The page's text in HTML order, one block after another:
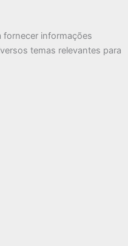
fornecer informações
temas relevantes para